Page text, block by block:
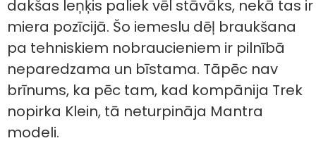
dakšas leņķis paliek vēl stāvāks, nekā tas ir
miera pozīcijā. Šo iemeslu dēļ braukšana
pa tehniskiem nobraucieniem ir pilnībā
neparedzama un bīstama. Tāpēc nav
brīnums, ka pēc tam, kad kompānija Trek
nopirka Klein, tā neturpināja Mantra
modeli.